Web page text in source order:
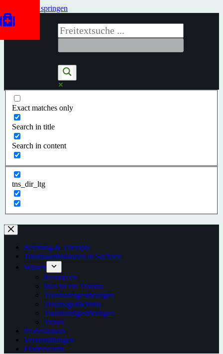
Zum Inhalt springen
Exact matches only
Search in title
Search in content
tns_dir_ltg
Beratung & Therapie
Traumaambulanzen in Sachsen
Wissen
Resourcen
Was ist ein Trauma
Traumafolgestörungen
Traumagedächtnis
Traumafolgestörungen
Trauer
Professionals
Veranstaltungen
Förderverein